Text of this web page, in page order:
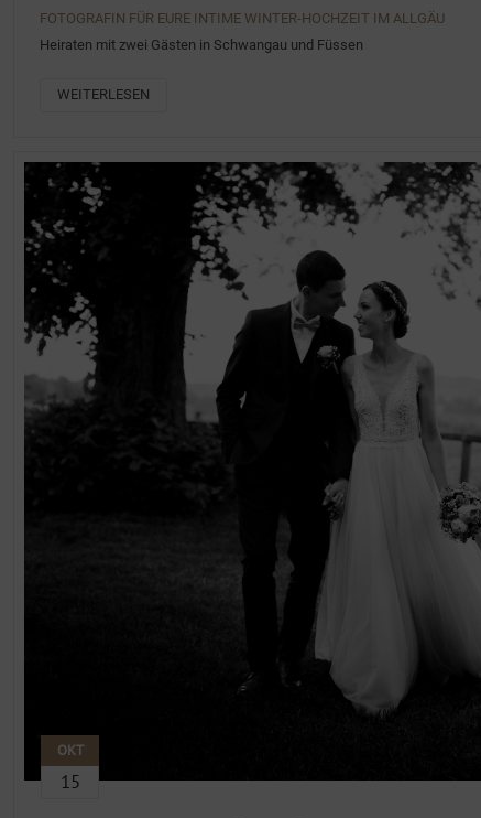
FOTOGRAFIN FÜR EURE INTIME WINTER-HOCHZEIT IM ALLGÄU
Heiraten mit zwei Gästen in Schwangau und Füssen
WEITERLESEN
OKT
15